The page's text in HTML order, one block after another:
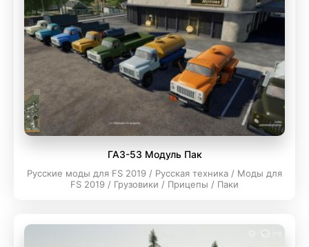
ГАЗ-53 Модуль Пак
Русские моды для FS 2019 / Русская техника / Моды для
FS 2019 / Грузовики / Прицепы / Паки